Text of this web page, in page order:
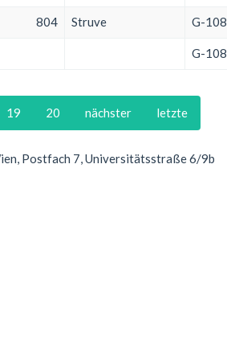
804 Struve G-
G-
19 20 nächster letzte
Postfach 7, Universitätsstraße 6/9b